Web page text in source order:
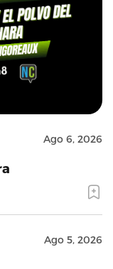
Ago 6, 2026
Ago 5, 2026